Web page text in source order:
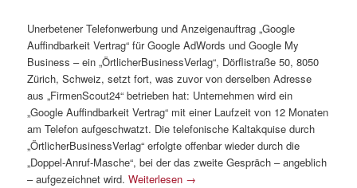
Unerbetener Telefonwerbung und Anzeigenauftrag „Google
Auffindbarkeit Vertrag“ für Google AdWords und Google My
Business – ein „ÖrtlicherBusinessVerlag“, Dörflistraße 50, 8050
Zürich, Schweiz, setzt fort, was zuvor von derselben Adresse
aus „FirmenScout24“ betrieben hat: Unternehmen wird ein
„Google Auffindbarkeit Vertrag“ mit einer Laufzeit von 12 Monaten
am Telefon aufgeschwatzt. Die telefonische Kaltakquise durch
„ÖrtlicherBusinessVerlag“ erfolgte offenbar wieder durch die
„Doppel-Anruf-Masche“, bei der das zweite Gespräch – angeblich
– aufgezeichnet wird.Weiterlesen →